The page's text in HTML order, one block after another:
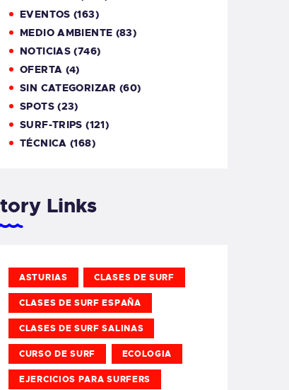
EVENTOS (163)
MEDIO AMBIENTE (83)
NOTICIAS (746)
OFERTA (4)
SIN CATEGORIZAR (60)
SPOTS(23)
SURF-TRIPS (121)
TÉCNICA (168)
Links
ASTURIAS CLASES DE SURF
CLASES DE SURF ESPAÑA
CLASES DE SURF SALINAS
CURSO DE SURF ECOLOGIA
EJERCICIOS PARA SURFERS